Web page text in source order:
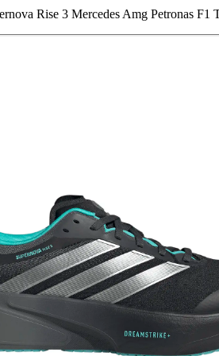
Rise 3 Mercedes Amg Petronas F1